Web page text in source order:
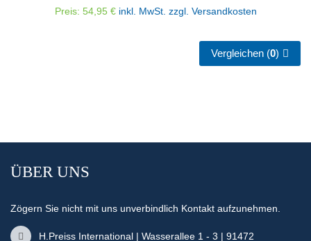
Preis: 54,95 € inkl. MwSt. zzgl. Versandkosten
Vergleichen (0)
ÜBER UNS
Zögern Sie nicht mit uns unverbindlich Kontakt aufzunehmen.
H.Preiss International | Wasserallee 1 - 3 | 91472